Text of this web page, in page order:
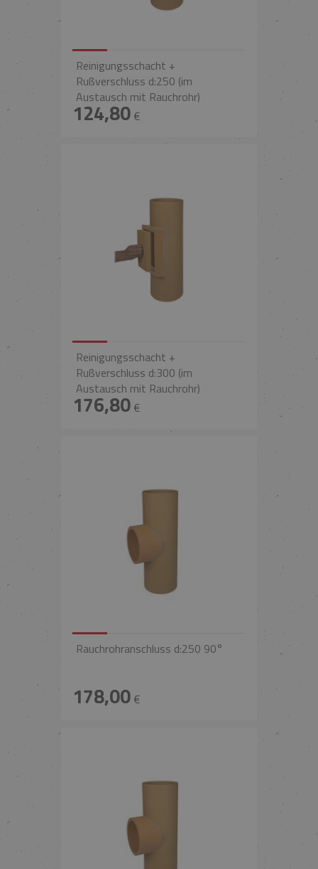
Reinigungsschacht +
Rußverschluss d:250 (im
Austausch mit Rauchrohr)
124,80€
Reinigungsschacht +
Rußverschluss d:300 (im
Austausch mit Rauchrohr)
176,80€
Rauchrohranschluss d:250 90°
178,00€